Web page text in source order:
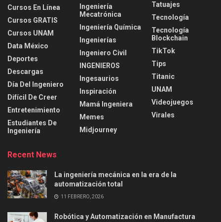
Cursos En Línea
Cursos GRATIS
Cursos UNAM
Data México
Deportes
Descargas
Día Del Ingeniero
Difícil De Creer
Entretenimiento
Estudiantes De
Ingeniería
Ingeniería
Mecatrónica
Ingeniería Química
Ingenierías
Ingeniero Civil
INGENIEROS
Ingesaurios
Inspiración
Mamá Ingeniera
Memes
Midjourney
Tatuajes
Tecnología
Tecnología
Blockchain
TikTok
Tips
Titanic
UNAM
Videojuegos
Virales
Recent News
La ingeniería mecánica en la era de la
automatización total
11 FEBRERO, 2026
Robótica y Automatización en Manufactura